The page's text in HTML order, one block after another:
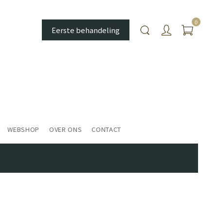
Eerste behandeling
0
WEBSHOP OVER ONS CONTACT